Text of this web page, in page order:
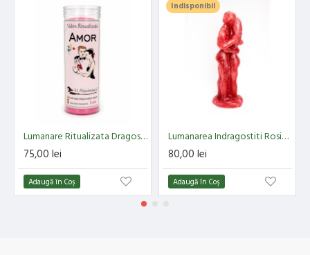
Lumanare Ritualizata Dragoste – Ritual pentru Iubire si Legaturi Profunde
75,00 lei
Adaugă în Coş
Indisponibil
Lumanarea Indragostiti Rosie – Aprinde pasiunea si atrage iubirea intensa
80,00 lei
Adaugă în Coş